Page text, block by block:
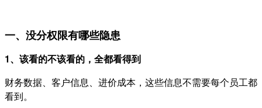
一、没分权限有哪些隐患
1、该看的不该看的，全都看得到
财务数据、客户信息、进价成本，这些信息不需要每个员工都
看到。